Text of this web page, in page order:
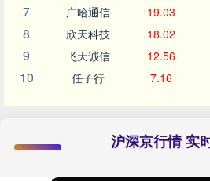
7 广哈通信 19.03
8 欣天科技 18.02
9 飞天诚信 12.56
10 任子行 7.16
沪深京行情 实